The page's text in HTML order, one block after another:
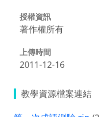
授權資訊
著作權所有
上傳時間
2011-12-16
教學資源檔案連結